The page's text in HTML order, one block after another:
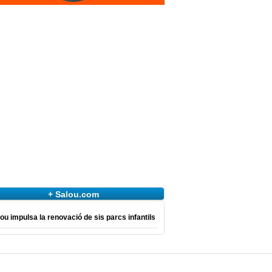
+ Salou.com
impulsa la renovació de sis parcs infantils